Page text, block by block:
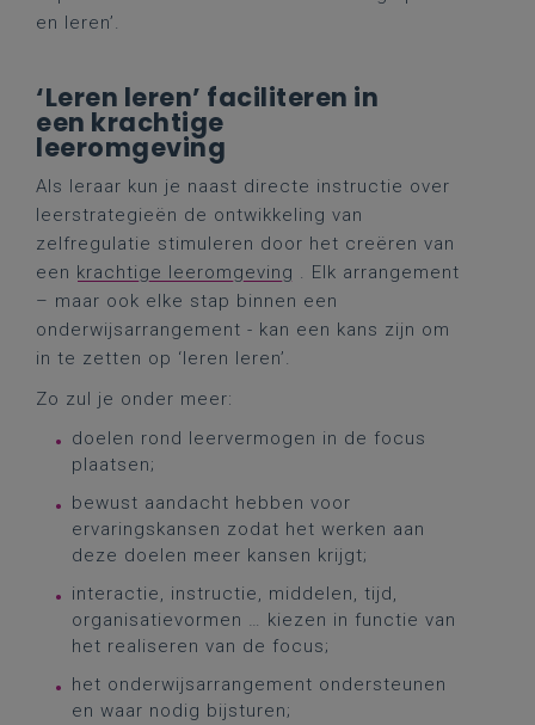
en leren’.
‘Leren leren’ faciliteren in
een krachtige
leeromgeving
Als leraar kun je naast directe instructie over
leerstrategieën de ontwikkeling van
zelfregulatie stimuleren door het creëren van
een krachtige leeromgeving . Elk arrangement
– maar ook elke stap binnen een
onderwijsarrangement - kan een kans zijn om
in te zetten op ‘leren leren’.
Zo zul je onder meer:
doelen rond leervermogen in de focus
plaatsen;
bewust aandacht hebben voor
ervaringskansen zodat het werken aan
deze doelen meer kansen krijgt;
interactie, instructie, middelen, tijd,
organisatievormen … kiezen in functie van
het realiseren van de focus;
het onderwijsarrangement ondersteunen
en waar nodig bijsturen;